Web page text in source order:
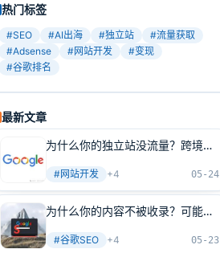
热门标签
#SEO #AI出海 #独立站 #流量获取
#Adsense #网站开发 #变现
#谷歌排名
最新文章
为什么你的独立站没流量？跨境卖
#网站开发 +4 05-24
为什么你的内容不被收录？可能是
方法
#谷歌SEO +4 05-23